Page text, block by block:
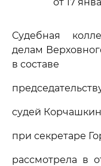
Судебная
делам
в составе
судей
при секретаре
рассмотрела в